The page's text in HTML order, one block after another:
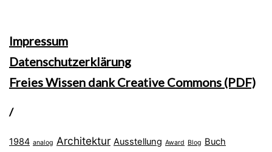
Impressum
Datenschutzerklärung
Freies Wissen dank Creative Commons (PDF)
/
1984 analog Architektur Ausstellung Award Blog Buch